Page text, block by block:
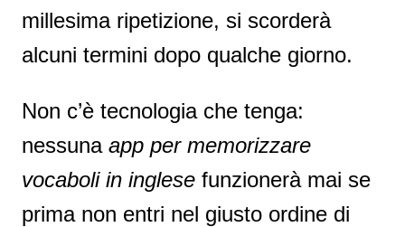
millesima ripetizione, si scorderà
alcuni termini dopo qualche giorno.
Non c’è tecnologia che tenga:
nessuna app per memorizzare
vocaboli in inglese funzionerà mai se
prima non entri nel giusto ordine di